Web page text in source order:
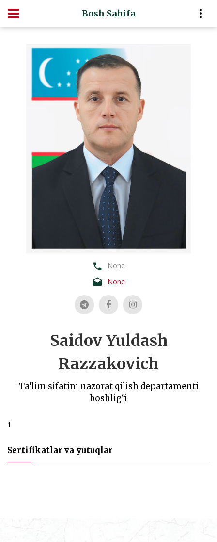
Bosh Sahifa
None
None
Saidov Yuldash
Razzakovich
Ta’lim sifatini nazorat qilish departamenti
boshlig‘i
1
Sertifikatlar va yutuqlar